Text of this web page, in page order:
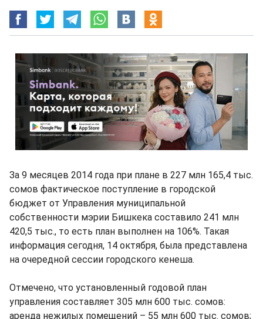
За 9 месяцев 2014 года при плане в 227 млн 165,4 тыс.
сомов фактическое поступление в городской
бюджет от Управления муниципальной
собственности мэрии Бишкека составило 241 млн
420,5 тыс., то есть план выполнен на 106%. Такая
информация сегодня, 14 октября, была представлена
на очередной сессии городского кенеша.
Отмечено, что установленный годовой план
управления составляет 305 млн 600 тыс. сомов:
аренда нежилых помещений – 55 млн 600 тыс. сомов;